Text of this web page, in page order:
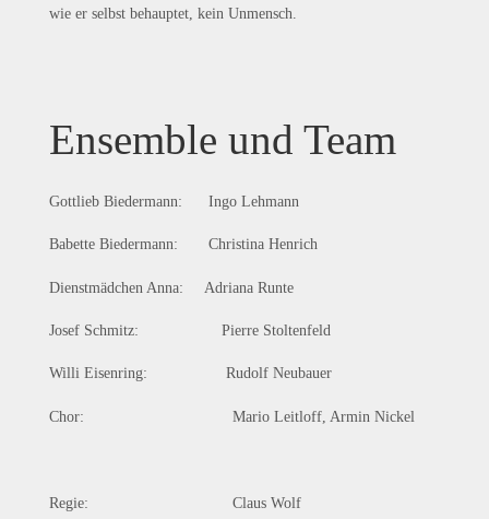
wie er selbst behauptet, kein Unmensch.
Ensemble und Team
Gottlieb Biedermann: Ingo Lehmann
Babette Biedermann: Christina Henrich
Dienstmädchen Anna: Adriana Runte
Josef Schmitz: Pierre Stoltenfeld
Willi Eisenring: Rudolf Neubauer
Chor: Mario Leitloff, Armin Nickel
Regie: Claus Wolf